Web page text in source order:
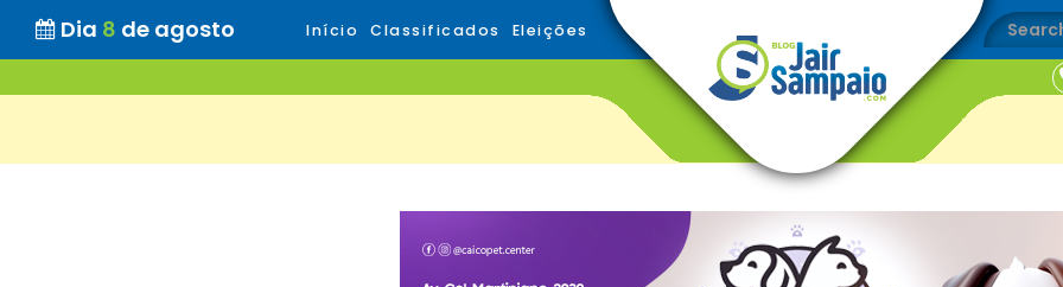
Dia 8 de agosto Início Classificados Eleições